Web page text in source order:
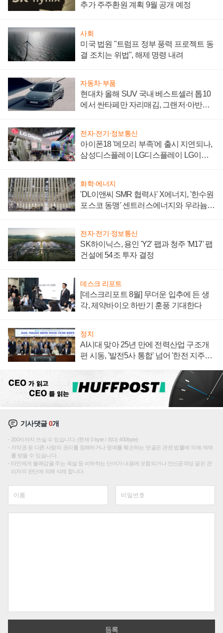
추가 주주환원 계획 9월 공개 예정
사회
미국 법원 "트럼프 정부 풍력 프로젝트 동
결 조치는 위법", 해제 명령 내려
자동차·부품
현대차 올해 SUV 국내 베스트셀러 톱10
에서 싼타페만 자리매김, 그랜저·아반떼
전자·전기·정보통신
아이폰18 '메모리 부족'에 출시 지연되나,
삼성디스플레이 LG디스플레이 LG이노
화학·에너지
'DL이앤씨 SMR 협력사' X에너지, '한수원
포스코 동맹' 센트러스에너지와 우라늄
전자·전기·정보통신
SK하이닉스, 용인 'Y2' 팹과 청주 'M17' 팹
건설에 54조 투자 결정
데스크 리포트
[데스크리포트 8월] 무더운 입추에 든 생
각, 제약바이오 하반기 훈풍 기대한다
정치
AI시대 맞아 25년 만에 전력산업 구조개
편 시동, '발전5사 통합' 넘어 '한전 지주사'
기사댓글0개
200자까지 쓰실 수 있습니다. (현재 0 byte / 최대 400byte)
저작권 등 다른 사람의 권리를 침해하거나 명예를 훼손하는 댓글은 관련 법률에 의해 제재
를 받을 수 있습니다.
타인에게 불쾌감을 주는 욕설 등 비하하는 단어가 내용에 포함되거나 인신공격성 글은 관
리자의 판단에 의해 삭제 합니다.